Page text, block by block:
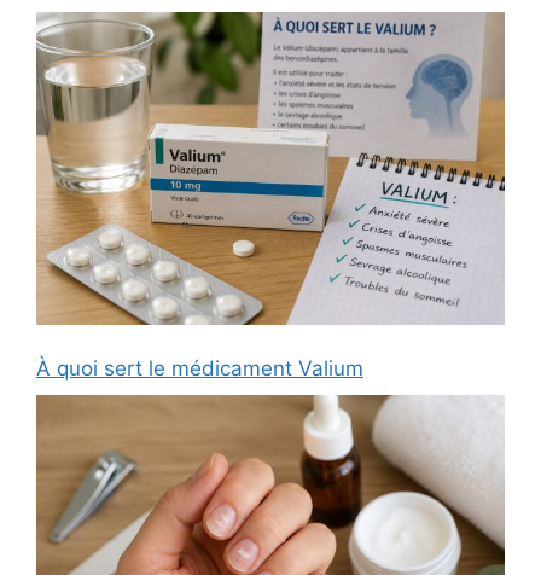
À quoi sert le médicament Valium